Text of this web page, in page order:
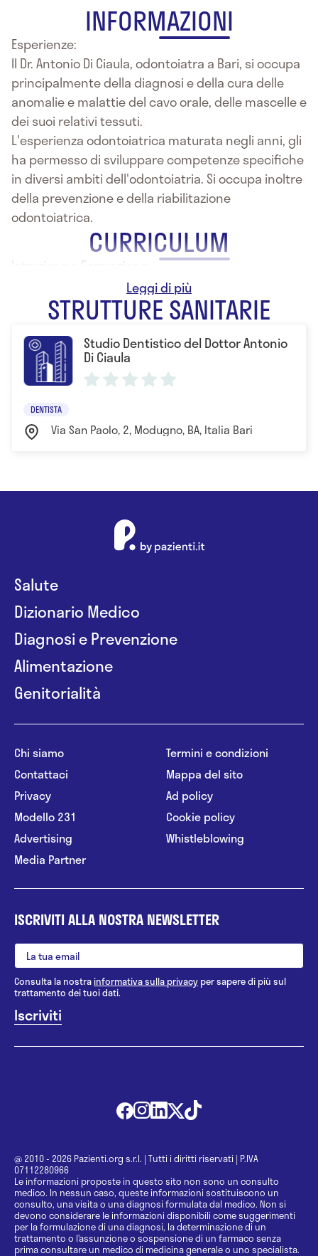
INFORMAZIONI
Esperienze:
Il Dr. Antonio Di Ciaula, odontoiatra a Bari, si occupa
principalmente della diagnosi e della cura delle
anomalie e malattie del cavo orale, delle mascelle e
dei suoi relativi tessuti.
L'esperienza odontoiatrica maturata negli anni, gli
ha permesso di sviluppare competenze specifiche
in diversi ambiti dell'odontoiatria. Si occupa inoltre
della prevenzione e della riabilitazione
odontoiatrica.
CURRICULUM
Istruzione e Formazione:
- 2017 - Laurea in Odontoiatria e Protesi dentaria
STRUTTURE SANITARIE
Studio Dentistico del Dottor Antonio
Di Ciaula
DENTISTA
Via San Paolo, 2, Modugno, BA, Italia Bari
Salute
Dizionario Medico
Diagnosi e Prevenzione
Alimentazione
Genitorialità
Chi siamo
Contattaci
Privacy
Modello 231
Advertising
Media Partner
Termini e condizioni
Mappa del sito
Ad policy
Cookie policy
Whistleblowing
ISCRIVITI ALLA NOSTRA NEWSLETTER
Consulta la nostrainformativa sulla privacy per sapere di più sul
trattamento dei tuoi dati.
@ 2010 - 2026 Pazienti.org s.r.l. | Tutti i diritti riservati | P.IVA
07112280966
Le informazioni proposte in questo sito non sono un consulto
medico. In nessun caso, queste informazioni sostituiscono un
consulto, una visita o una diagnosi formulata dal medico. Non si
devono considerare le informazioni disponibili come suggerimenti
per la formulazione di una diagnosi, la determinazione di un
trattamento o l’assunzione o sospensione di un farmaco senza
prima consultare un medico di medicina generale o uno specialista.